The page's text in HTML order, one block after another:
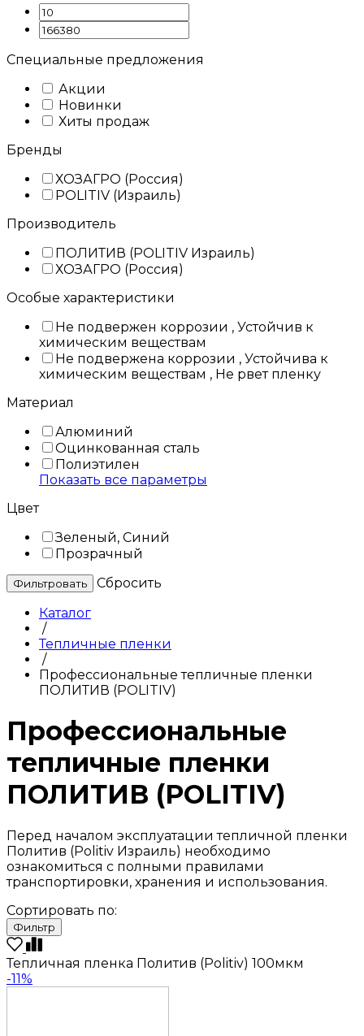
Специальные предложения
Акции
Новинки
Хиты продаж
Бренды
ХОЗАГРО (Россия)
POLITIV (Израиль)
Производитель
ПОЛИТИВ (POLITIV Израиль)
ХОЗАГРО (Россия)
Особые характеристики
Не подвержен коррозии , Устойчив к
химическим веществам
Не подвержена коррозии , Устойчива к
химическим веществам , Не рвет пленку
Материал
Алюминий
Оцинкованная сталь
Полиэтилен
Показать все параметры
Цвет
Зеленый, Синий
Прозрачный
Cбросить
Каталог
/
Тепличные пленки
/
Профессиональные тепличные пленки
ПОЛИТИВ (POLITIV)
Профессиональные
тепличные пленки
ПОЛИТИВ (POLITIV)
Перед началом эксплуатации тепличной пленки
Политив (Politiv Израиль) необходимо
ознакомиться с полными правилами
транспортировки, хранения и использования.
Сортировать по:
Фильтр
Тепличная пленка Политив (Politiv) 100мкм
-11%